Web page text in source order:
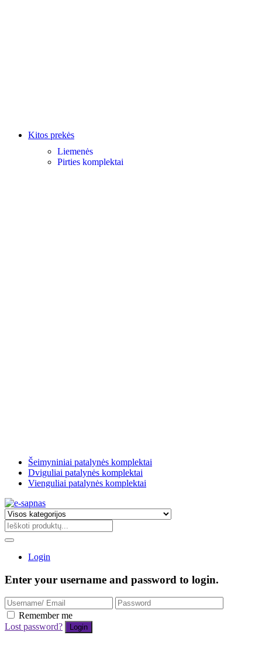
Kitos prekės
Liemenės
Pirties komplektai
Šeimyniniai patalynės komplektai
Dviguliai patalynės komplektai
Vienguliai patalynės komplektai
Login
Enter your username and password to login.
Remember me
Lost password?